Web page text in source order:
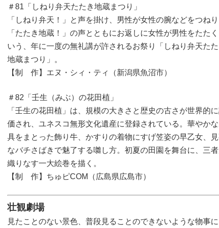
＃81「しねり弁天たたき地蔵まつり」
「しねり弁天！」と声を掛け、男性が女性の腕などをつね
「たたき地蔵！」の声とともにお返しに女性が男性をたた
いう、年に一度の無礼講が許されるお祭り「しねり弁天た
地蔵まつり」。
【制 作】エヌ・シィ・ティ（新潟県魚沼市）
＃82「壬生（みぶ）の花田植」
「壬生の花田植」は、規模の大きさと歴史の古さが世界的
価され、ユネスコ無形文化遺産に登録されている。華やか
具をまとった飾り牛、かすりの着物にすげ笠姿の早乙女、
なバチさばきで魅了する囃し方。初夏の田園を舞台に、三
織りなす一大絵巻を描く。
【制 作】ちゅピCOM（広島県広島市）
壮観劇場
見たことのない景色、普段見ることのできないような物事に